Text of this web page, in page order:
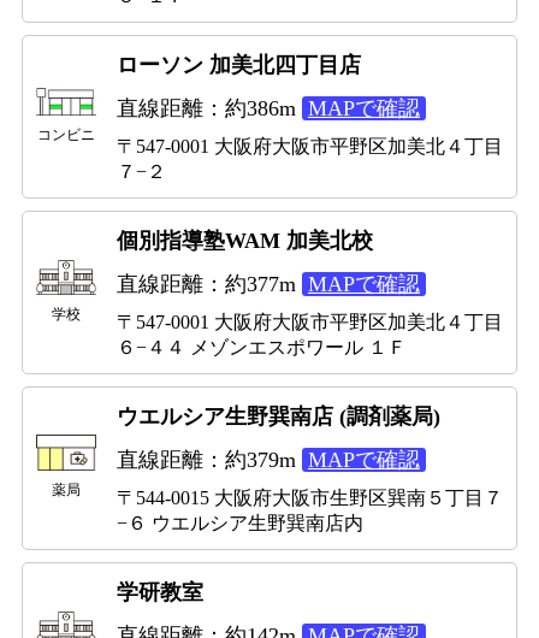
コンビニ
ローソン 加美北四丁目店
直線距離：約386m MAPで確認
〒547-0001 大阪府大阪市平野区加美北４丁目
７−２
学校
個別指導塾WAM 加美北校
直線距離：約377m MAPで確認
〒547-0001 大阪府大阪市平野区加美北４丁目
６−４４ メゾンエスポワール １Ｆ
薬局
ウエルシア生野巽南店 (調剤薬局)
直線距離：約379m MAPで確認
〒544-0015 大阪府大阪市生野区巽南５丁目７
−６ ウエルシア生野巽南店内
学研教室